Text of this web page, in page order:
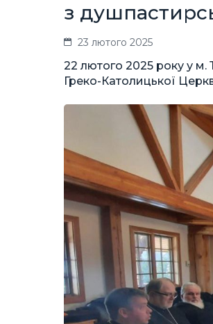
з
23 лютого 2025
22 лютого 2025 року у м.
Греко-Католицької